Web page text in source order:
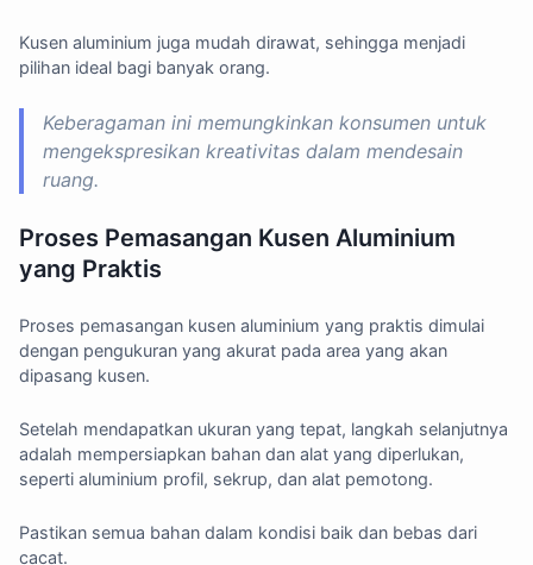
Kusen aluminium juga mudah dirawat, sehingga menjadi
pilihan ideal bagi banyak orang.
Keberagaman ini memungkinkan konsumen untuk
mengekspresikan kreativitas dalam mendesain
ruang.
Proses Pemasangan Kusen Aluminium
yang Praktis
Proses pemasangan kusen aluminium yang praktis dimulai
dengan pengukuran yang akurat pada area yang akan
dipasang kusen.
Setelah mendapatkan ukuran yang tepat, langkah selanjutnya
adalah mempersiapkan bahan dan alat yang diperlukan,
seperti aluminium profil, sekrup, dan alat pemotong.
Pastikan semua bahan dalam kondisi baik dan bebas dari
cacat.